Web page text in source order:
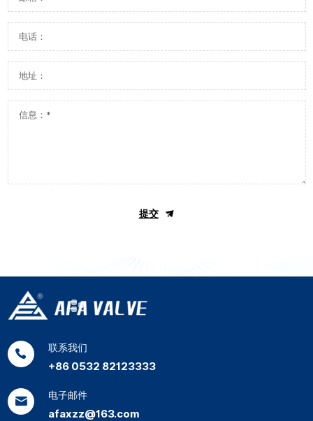
提交
联系我们
+86 0532 82123333
电子邮件
afaxzz@163.com